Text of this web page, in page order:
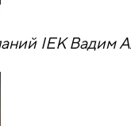
IEK Вадим